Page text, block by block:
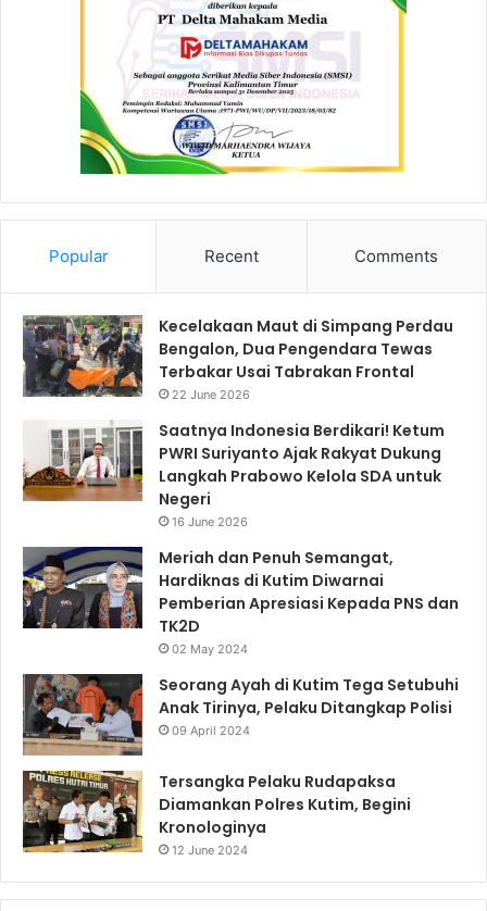
Popular Recent Comments
Kecelakaan Maut di Simpang Perdau
Bengalon, Dua Pengendara Tewas
Terbakar Usai Tabrakan Frontal
22 June 2026
Saatnya Indonesia Berdikari! Ketum
PWRI Suriyanto Ajak Rakyat Dukung
Langkah Prabowo Kelola SDA untuk
Negeri
16 June 2026
Meriah dan Penuh Semangat,
Hardiknas di Kutim Diwarnai
Pemberian Apresiasi Kepada PNS dan
TK2D
02 May 2024
Seorang Ayah di Kutim Tega Setubuhi
Anak Tirinya, Pelaku Ditangkap Polisi
09 April 2024
Tersangka Pelaku Rudapaksa
Diamankan Polres Kutim, Begini
Kronologinya
12 June 2024